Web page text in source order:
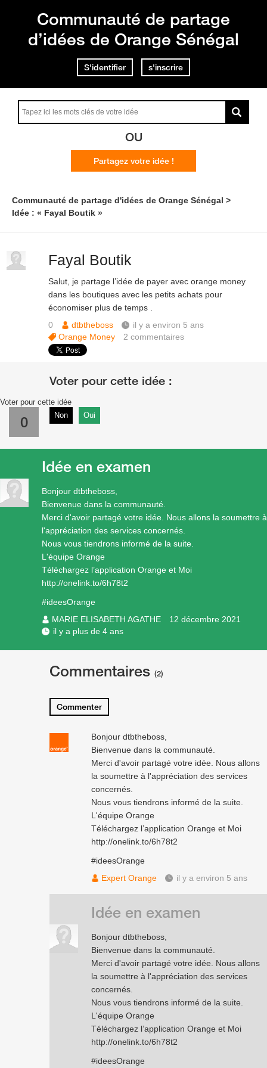
Communauté de partage
d’idées de Orange Sénégal
S'identifier s'inscrire
OU
Partagez votre idée !
Communauté de partage d'idées de Orange Sénégal
Idée : « Fayal Boutik »
Fayal Boutik
Salut, je partage l’idée de payer avec orange money
dans les boutiques avec les petits achats pour
économiser plus de temps .
0
dtbtheboss
il y a environ 5 ans
Orange Money
2commentaires
Voter pour cette idée
0 Non Oui
Bonjour dtbtheboss,
Bienvenue dans la communauté.
Merci d'avoir partagé votre idée. Nous allons la soumettre à
l'appréciation des services concernés.
Nous vous tiendrons informé de la suite.
L'équipe Orange
Téléchargez l’application Orange et Moi
http://onelink.to/6h78t2
#ideesOrange
MARIE ELISABETH AGATHE
12 décembre 2021
il y a plus de 4 ans
Idée en examen
Commentaires (2)
Commenter
Bonjour dtbtheboss,
Bienvenue dans la communauté.
Merci d'avoir partagé votre idée. Nous allons
la soumettre à l'appréciation des services
concernés.
Nous vous tiendrons informé de la suite.
L'équipe Orange
Téléchargez l’application Orange et Moi
http://onelink.to/6h78t2
#ideesOrange
Expert Orange
il y a environ 5 ans
Bonjour dtbtheboss,
Bienvenue dans la communauté.
Merci d'avoir partagé votre idée. Nous allons
la soumettre à l'appréciation des services
concernés.
Nous vous tiendrons informé de la suite.
L'équipe Orange
Téléchargez l’application Orange et Moi
http://onelink.to/6h78t2
#ideesOrange
Idée en examen